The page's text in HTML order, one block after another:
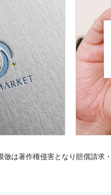
は著作権侵害となり賠償請求